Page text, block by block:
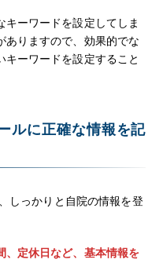
ーワードを設定してしま
ありますので、効果的でな
ーワードを設定すること
ルに正確な情報を記
しっかりと自院の情報を登
、定休日など、基本情報を